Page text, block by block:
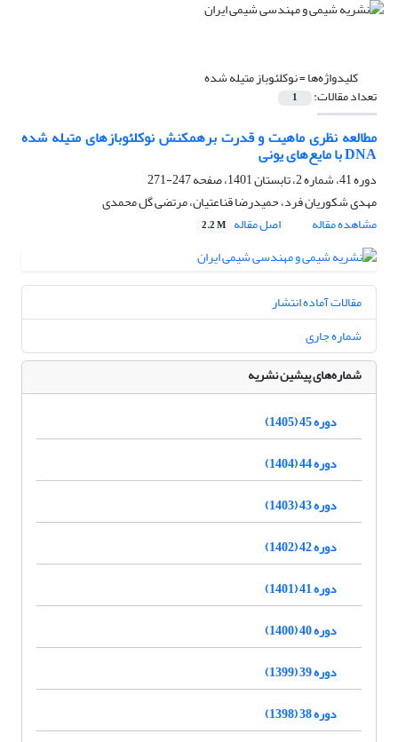
کلیدواژه‌ها =نوکلئوباز متیله شده
تعداد مقالات: 1
مطالعه نظری ماهیت و قدرت برهمکنش نوکلئوبازهای متیله شده
DNA با مایع‌های یونی
دوره 41، شماره 2، تابستان 1401، صفحه
247-271
مهدی شکوریان فرد، حمیدرضا قناعتیان، مرتضی گل محمدی
مشاهده مقاله
اصل مقاله 2.2 M
مقالات آماده انتشار
شماره جاری
شماره‌های پیشین نشریه
دوره 45 (1405)
دوره 44 (1404)
دوره 43 (1403)
دوره 42 (1402)
دوره 41 (1401)
دوره 40 (1400)
دوره 39 (1399)
دوره 38 (1398)